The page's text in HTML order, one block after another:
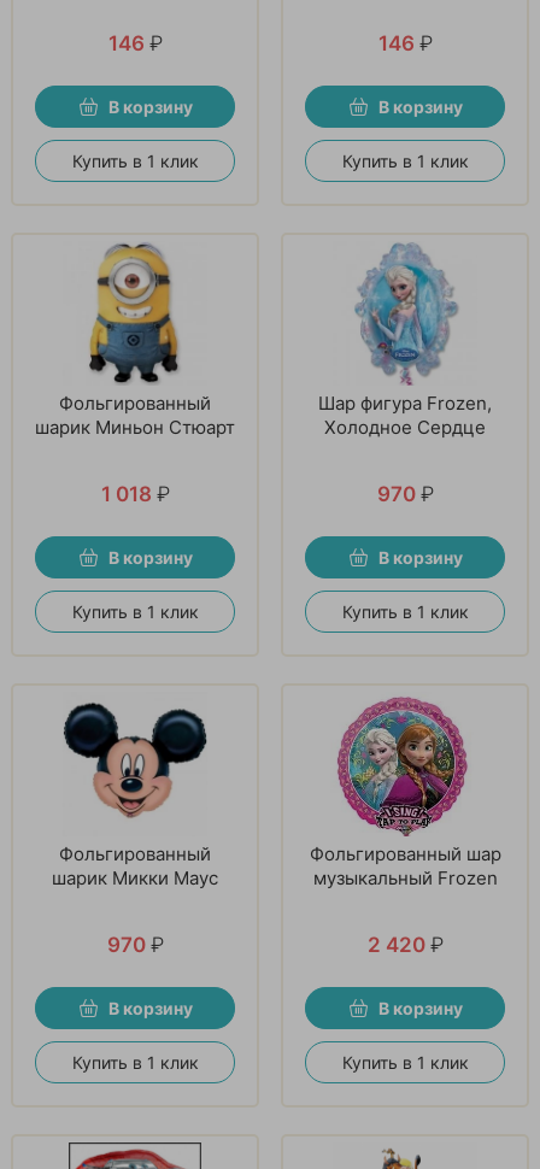
146 ₽
В корзину
Купить в 1 клик
146 ₽
В корзину
Купить в 1 клик
Фольгированный
шарик Миньон Стюарт
1 018 ₽
В корзину
Купить в 1 клик
Шар фигура Frozen,
Холодное Сердце
970 ₽
В корзину
Купить в 1 клик
Фольгированный
шарик Микки Маус
970 ₽
В корзину
Купить в 1 клик
Фольгированный шар
музыкальный Frozen
2 420 ₽
В корзину
Купить в 1 клик